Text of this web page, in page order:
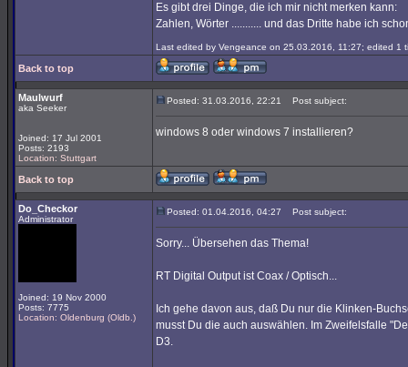
Es gibt drei Dinge, die ich mir nicht merken kann:
Zahlen, Wörter ........... und das Dritte habe ich
Last edited by Vengeance on 25.03.2016, 11:27; edited 1
Back to top
Maulwurf
aka Seeker
Joined: 17 Jul 2001
Posts: 2193
Location: Stuttgart
Posted: 31.03.2016, 22:21 Post subject:
windows 8 oder windows 7 installieren?
Back to top
Do_Checkor
Administrator
Joined: 19 Nov 2000
Posts: 7775
Location: Oldenburg (Oldb.)
Posted: 01.04.2016, 04:27 Post subject:
Sorry... Übersehen das Thema!
RT Digital Output ist Coax / Optisch...
Ich gehe davon aus, daß Du nur die Klinken-
musst Du die auch auswählen. Im Zweifelsfalle
D3.